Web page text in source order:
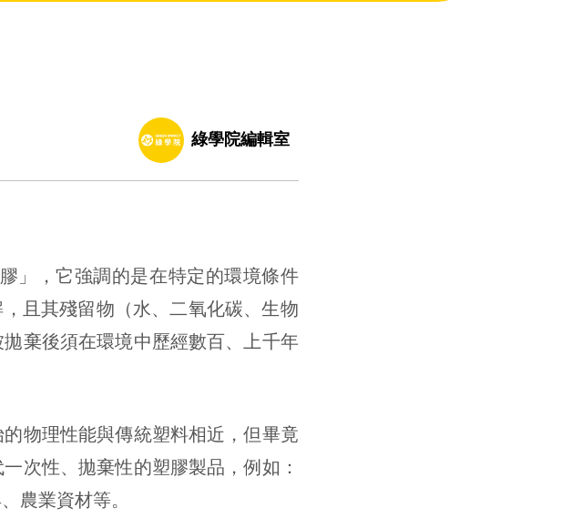
綠學院編輯室
，它強調的是在特定的環境條件
且其殘留物（水、二氧化碳、生物
棄後須在環境中歷經數百、上千年
物理性能與傳統塑料相近，但畢竟
次性、拋棄性的塑膠製品，例如：
農業資材等。